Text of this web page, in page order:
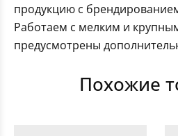
продукцию с
Работаем с мелким и
предусмотрены
Похожие